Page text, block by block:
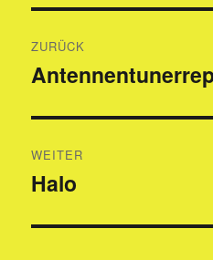
ZURÜCK
Vorheriger
WEITER
Nächster
Halo